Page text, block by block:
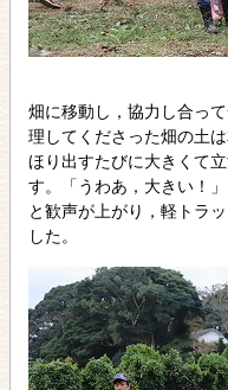
畑に移動し，協力し合っ
理してくださった畑の土
ほり出すたびに大きくて
す。「うわあ，大きい！
と歓声が上がり，軽トラ
した。